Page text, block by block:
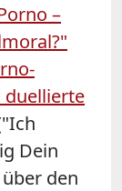
–
duellierte
Dein
den